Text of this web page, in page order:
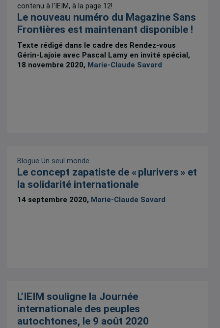
contenu à l'IEIM, à la page 12!
Le nouveau numéro du Magazine Sans
Frontières est maintenant disponible !
Texte rédigé dans le cadre des Rendez-vous
Gérin-Lajoie avec Pascal Lamy en invité spécial,
18 novembre 2020, Marie-Claude Savard
Blogue Un seul monde
Le concept zapatiste de « plurivers » et
la solidarité internationale
14 septembre 2020, Marie-Claude Savard
L’IEIM souligne la Journée
internationale des peuples
autochtones, le 9 août 2020